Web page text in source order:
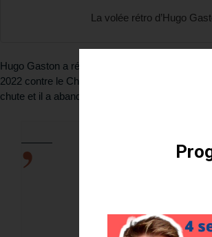
La volée rétro d’Hugo
Hugo Gaston a réussi une volée rétro
2022 contre le Chilien Alejandro Tabilo.
chute et il a abandonné deux jeux plus tard, à
— Tennis TV